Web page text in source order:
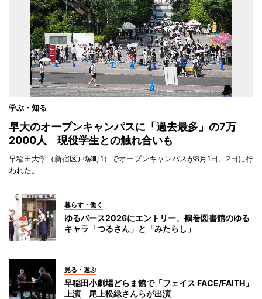
学ぶ・知る
早大のオープンキャンパスに「過去最多」の7万
2000人 現役学生との触れ合いも
早稲田大学（新宿区戸塚町1）でオープンキャンパスが8月1日、2日に行
われた。
暮らす・働く
ゆるバース2026にエントリー、鶴巻図書館のゆる
キャラ「つるさん」と「みたらし」
見る・遊ぶ
早稲田小劇場どらま館で「フェイス FACE/FAITH」
上演 尾上松緑さんらが出演